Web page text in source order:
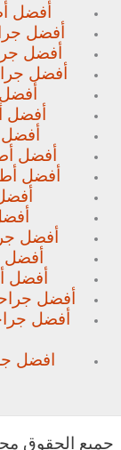
أفضل
أفضل
أفضل
أفضل
أفضل
أفضل
أفضل
أفضل
أفضل
أفضل
أفضل
أفضل
أفضل
افضل
جميع الحقوق محفوظة © 2026